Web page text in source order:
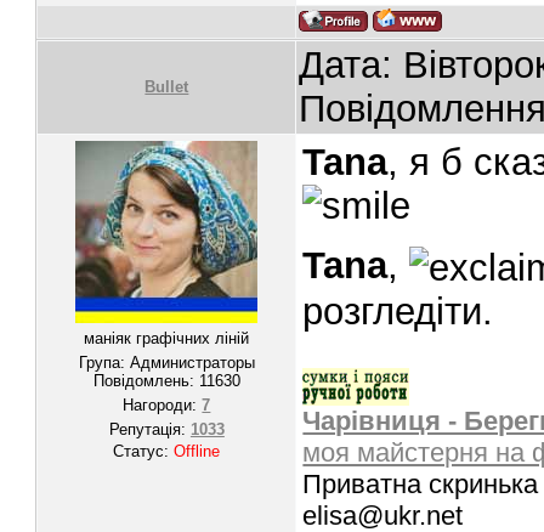
Bullet
Дата:
маніяк графічних ліній
Група: Администраторы
Повідомлень: 11630
Нагороди:7
Репутація: 1033
Статус:Offline
Tana, я б
Tana,
розгледіти.
Чарівниця -
моя майстерня на
Приватна
elisa@ukr.net